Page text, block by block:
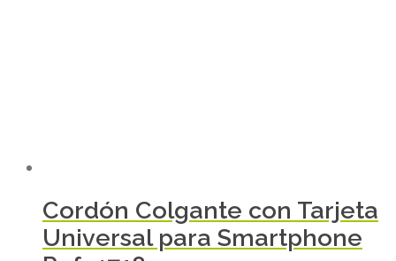
Cordón Colgante con Tarjeta
Universal para Smartphone